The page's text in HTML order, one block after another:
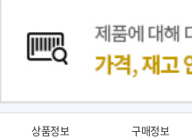
상품정보 구매정보